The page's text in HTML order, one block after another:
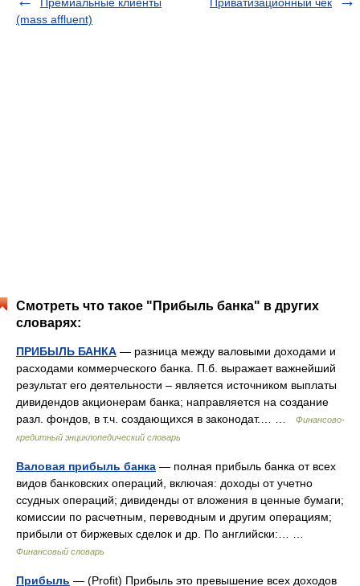
(mass affluent)
Смотреть что такое "Прибыль банка" в других
словарях:
ПРИБЫЛЬ БАНКА — разница между валовыми доходами и
расходами коммерческого банка. П.б. выражает важнейший
результат его деятельности – является источником выплаты
дивидендов акционерам банка; направляется на создание
разл. фондов, в т.ч. создающихся в законодат.… …
Финансово-
кредитный энциклопедический словарь
Валовая прибыль банка — полная прибыль банка от всех
видов банковских операций, включая: доходы от учетно
ссудных операций; дивиденды от вложения в ценные бумаги;
комиссии по расчетным, переводным и другим операциям;
прибыли от биржевых сделок и др. По английски:… …
Финансовый словарь
Прибыль — (Profit) Прибыль это превышение всех доходов